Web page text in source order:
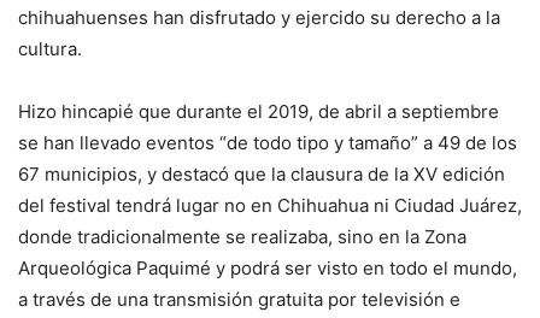
chihuahuenses han disfrutado y ejercido su derecho a la
cultura.
Hizo hincapié que durante el 2019, de abril a septiembre
se han llevado eventos “de todo tipo y tamaño” a 49 de los
67 municipios, y destacó que la clausura de la XV edición
del festival tendrá lugar no en Chihuahua ni Ciudad Juárez,
donde tradicionalmente se realizaba, sino en la Zona
Arqueológica Paquimé y podrá ser visto en todo el mundo,
a través de una transmisión gratuita por televisión e